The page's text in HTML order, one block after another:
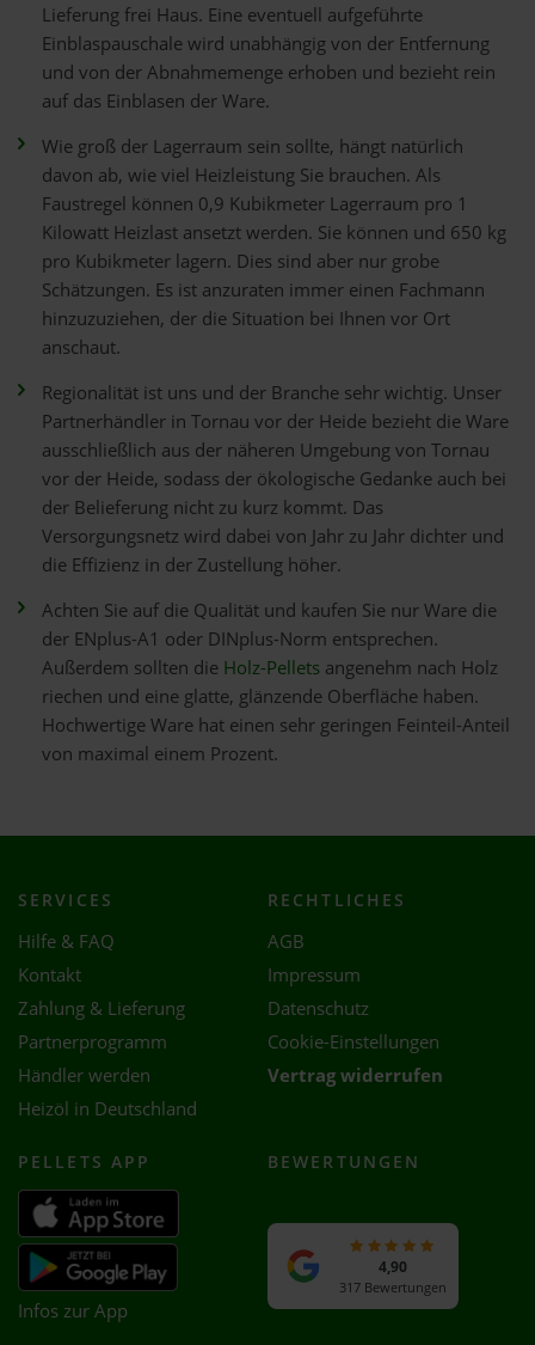
Lieferung frei Haus. Eine eventuell aufgeführte
Einblaspauschale wird unabhängig von der Entfernung
und von der Abnahmemenge erhoben und bezieht rein
auf das Einblasen der Ware.
Wie groß der Lagerraum sein sollte, hängt natürlich
davon ab, wie viel Heizleistung Sie brauchen. Als
Faustregel können 0,9 Kubikmeter Lagerraum pro 1
Kilowatt Heizlast ansetzt werden. Sie können und 650 kg
pro Kubikmeter lagern. Dies sind aber nur grobe
Schätzungen. Es ist anzuraten immer einen Fachmann
hinzuzuziehen, der die Situation bei Ihnen vor Ort
anschaut.
Regionalität ist uns und der Branche sehr wichtig. Unser
Partnerhändler in Tornau vor der Heide bezieht die Ware
ausschließlich aus der näheren Umgebung von Tornau
vor der Heide, sodass der ökologische Gedanke auch bei
der Belieferung nicht zu kurz kommt. Das
Versorgungsnetz wird dabei von Jahr zu Jahr dichter und
die Effizienz in der Zustellung höher.
Achten Sie auf die Qualität und kaufen Sie nur Ware die
der ENplus-A1 oder DINplus-Norm entsprechen.
Außerdem sollten die Holz-Pellets angenehm nach Holz
riechen und eine glatte, glänzende Oberfläche haben.
Hochwertige Ware hat einen sehr geringen Feinteil-Anteil
von maximal einem Prozent.
SERVICES
Hilfe & FAQ
Kontakt
Zahlung & Lieferung
Partnerprogramm
Händler werden
Heizöl in Deutschland
RECHTLICHES
AGB
Impressum
Datenschutz
Cookie-Einstellungen
Vertrag widerrufen
PELLETS APP
Infos zur App
BEWERTUNGEN
4,90
317 Bewertungen